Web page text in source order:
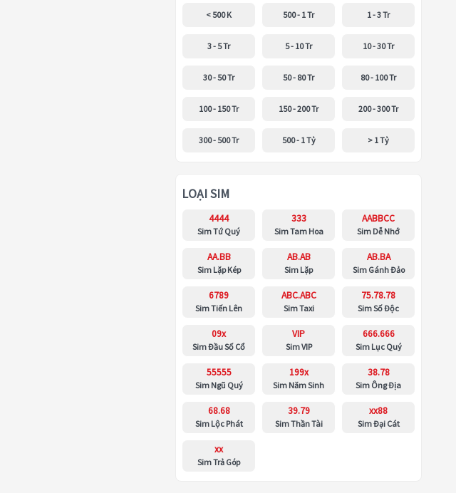
< 500 K 500 - 1 Tr 1 - 3 Tr
3 - 5 Tr 5 - 10 Tr 10 - 30 Tr
30 - 50 Tr 50 - 80 Tr 80 - 100 Tr
100 - 150 Tr 150 - 200 Tr 200 - 300 Tr
300 - 500 Tr 500 - 1 Tỷ > 1 Tỷ
LOẠI SIM
4444
Sim Tứ Quý
333
Sim Tam Hoa
AABBCC
Sim Dễ Nhớ
AA.BB
Sim Lặp Kép
AB.AB
Sim Lặp
AB.BA
Sim Gánh Đảo
6789
Sim Tiến Lên
ABC.ABC
Sim Taxi
75.78.78
Sim Số Độc
09x
Sim Đầu Số Cổ
VIP
Sim VIP
666.666
Sim Lục Quý
55555
Sim Ngũ Quý
199x
Sim Năm Sinh
38.78
Sim Ông Địa
68.68
Sim Lộc Phát
39.79
Sim Thần Tài
xx88
Sim Đại Cát
xx
Sim Trả Góp